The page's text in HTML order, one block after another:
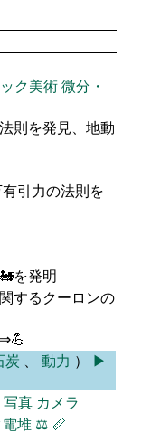
ク美術微分・
則を発見、地動
有引力の法則を
を発明
するクーロンの
炭 、 動力 ） ▶
写真 カメラ
堆 ⚖️ 📏